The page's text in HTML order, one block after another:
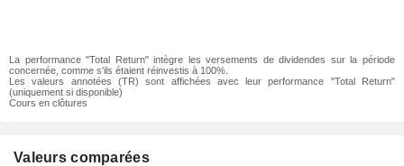
La performance "Total Return" intègre les versements de dividendes sur la période
concernée, comme s'ils étaient réinvestis à 100%.
Les valeurs annotées (TR) sont affichées avec leur performance "Total Return"
(uniquement si disponible)
Cours en clôtures
Valeurs comparées